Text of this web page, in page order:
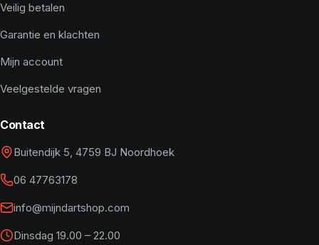
Veilig betalen
Garantie en klachten
Mijn account
Veelgestelde vragen
Contact
Buitendijk 5, 4759 BJ Noordhoek
06 47763178
info@mijndartshop.com
Dinsdag 19.00 – 22.00